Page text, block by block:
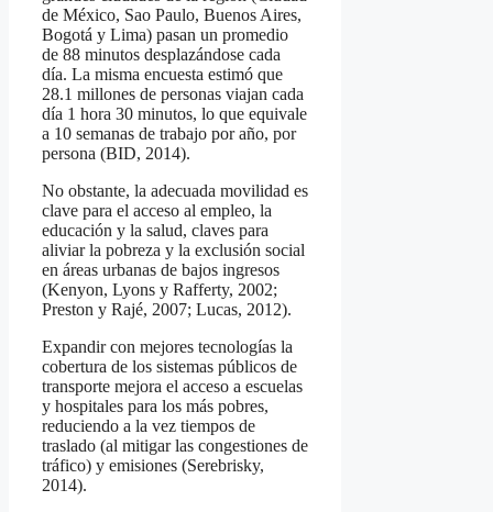
de México, Sao Paulo, Buenos Aires,
Bogotá y Lima) pasan un promedio
de 88 minutos desplazándose cada
día. La misma encuesta estimó que
28.1 millones de personas viajan cada
día 1 hora 30 minutos, lo que equivale
a 10 semanas de trabajo por año, por
persona (BID, 2014).
No obstante, la adecuada movilidad es
clave para el acceso al empleo, la
educación y la salud, claves para
aliviar la pobreza y la exclusión social
en áreas urbanas de bajos ingresos
(Kenyon, Lyons y Rafferty, 2002;
Preston y Rajé, 2007; Lucas, 2012).
Expandir con mejores tecnologías la
cobertura de los sistemas públicos de
transporte mejora el acceso a escuelas
y hospitales para los más pobres,
reduciendo a la vez tiempos de
traslado (al mitigar las congestiones de
tráfico) y emisiones (Serebrisky,
2014).